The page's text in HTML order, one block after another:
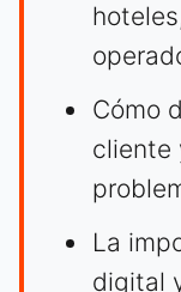
Cómo
cliente
La
digital